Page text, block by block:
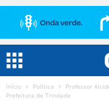
Início Política
Professor
Prefeitura de Trindade